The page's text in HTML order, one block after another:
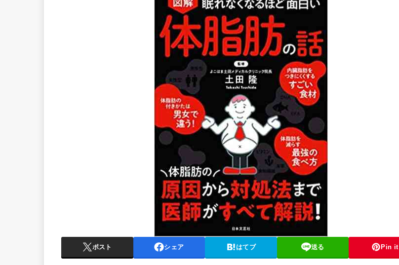
ポスト シェア はてブ 送る Pin it